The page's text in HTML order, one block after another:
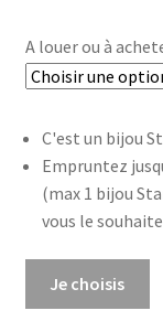
A louer ou à
C'est un bijou
Empruntez
(max 1 bijou
vous le
Je choisis